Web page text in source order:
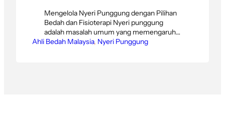
Mengelola Nyeri Punggung dengan Pilihan
Bedah dan Fisioterapi Nyeri punggung
adalah masalah umum yang memengaruhi
jutaan orang di seluruh dunia, terutama
Ahli Bedah Malaysia, Nyeri Punggung